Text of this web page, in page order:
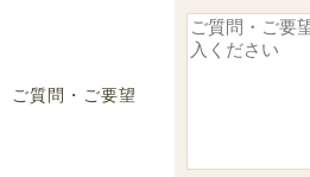
ご質問・ご要望